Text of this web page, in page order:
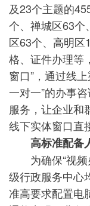
及23个主题的
个、禅城区63个
区63个、高明区
格、证件办理等
窗口”，通过线
一对一”的办事
服务，让企业和
线下实体窗口直
高标准配备
为确保“视频
级行政服务中心
准高要求配置电